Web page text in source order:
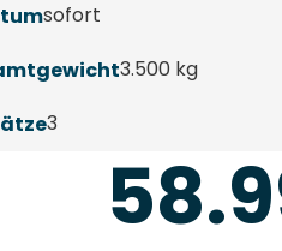
sofort
3.500 kg
3